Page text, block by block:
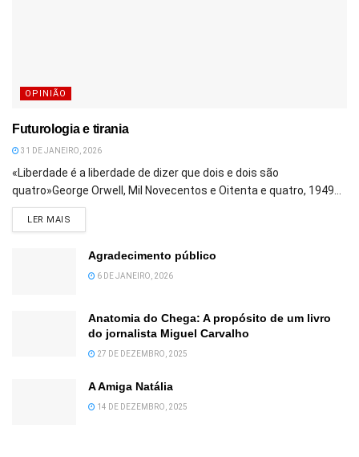
OPINIÃO
Futurologia e tirania
31 DE JANEIRO, 2026
«Liberdade é a liberdade de dizer que dois e dois são
quatro»George Orwell, Mil Novecentos e Oitenta e quatro, 1949...
LER MAIS
Agradecimento público
6 DE JANEIRO, 2026
Anatomia do Chega: A propósito de um livro
do jornalista Miguel Carvalho
27 DE DEZEMBRO, 2025
A Amiga Natália
14 DE DEZEMBRO, 2025